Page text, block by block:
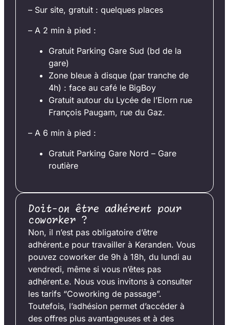
– Sur site, gratuit : quelques places
– A 2 min à pied :
Gratuit Parking Gare Sud (bd de la
gare)
Zone bleue à disque (par tranche de
4h) : face au café le BigBoy
Gratuit autour du Lycée de l’Elorn rue
François Paugam, rue du Gaz.
– A 6 min à pied :
Gratuit Parking Gare Nord – Gare
routière
Doit-on être adhérent pour
coworker ?
Non, il n’est pas obligatoire d’être
adhérent.e pour travailler à Keranden. Vous
pouvez coworker de 9h à 18h, du lundi au
vendredi, même si vous n’êtes pas
adhérent.e. Nous vous invitons à consulter
les tarifs “Coworking de passage”.
Toutefois, l’adhésion permet d’accéder à
des offres plus avantageuses et à des